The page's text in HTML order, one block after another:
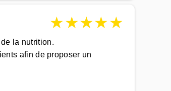
★★★★★
la nutrition.
afin de proposer un